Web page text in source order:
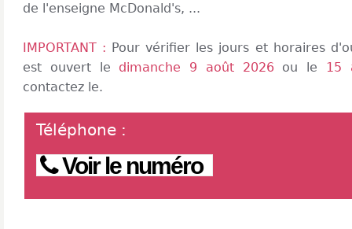
de l'enseigne McDonald's, ...
IMPORTANT : Pour vérifier les jours et horaires
est ouvert le dimanche 9 août 2026ou le 15
contactez le.
Téléphone :
Voir le numéro